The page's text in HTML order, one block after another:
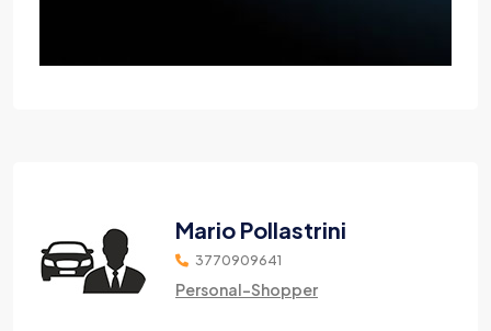
Mario Pollastrini
3770909641
Personal-Shopper